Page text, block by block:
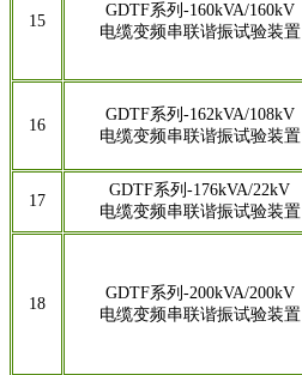
15
GDTF系列-160kVA/160kV
电缆变频串联谐振试验装置
16
GDTF系列-162kVA/108kV
电缆变频串联谐振试验装置
17
GDTF系列-176kVA/22kV
电缆变频串联谐振试验装置
18
GDTF系列-200kVA/200kV
电缆变频串联谐振试验装置